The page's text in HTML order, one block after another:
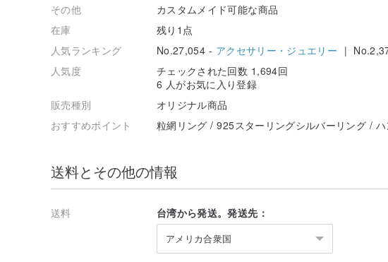
その他
カスタムメイド可能な商品
在庫
残り1点
人気ランキング
No.27,054 - アクセサリー・ジュエリー |
人気度
チェックされた回数 1,694回
6 人がお気に入り登録
販売種別
オリジナル商品
おすすめポイント
粒網リング / 925スターリングシルバーリング /
送料とその他の情報
送料 台湾から発送。発送先：
アメリカ合衆国